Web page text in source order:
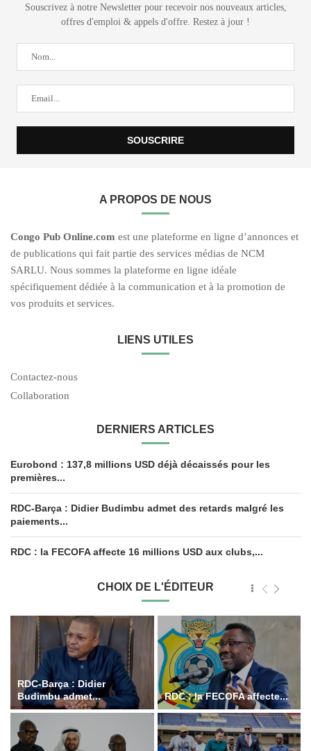
Souscrivez à notre Newsletter pour recevoir nos nouveaux articles,
offres d'emploi & appels d'offre. Restez à jour !
A PROPOS DE NOUS
Congo Pub Online.com est une plateforme en ligne d’annonces et
de publications qui fait partie des services médias de NCM
SARLU. Nous sommes la plateforme en ligne idéale
spécifiquement dédiée à la communication et à la promotion de
vos produits et services.
LIENS UTILES
Contactez-nous
Collaboration
DERNIERS ARTICLES
Eurobond : 137,8 millions USD déjà décaissés pour les
premières...
RDC-Barça : Didier Budimbu admet des retards malgré les
paiements...
RDC : la FECOFA affecte 16 millions USD aux clubs,...
CHOIX DE L'ÉDITEUR
RDC-Barça : Didier
Budimbu admet...
RDC : la FECOFA affecte...